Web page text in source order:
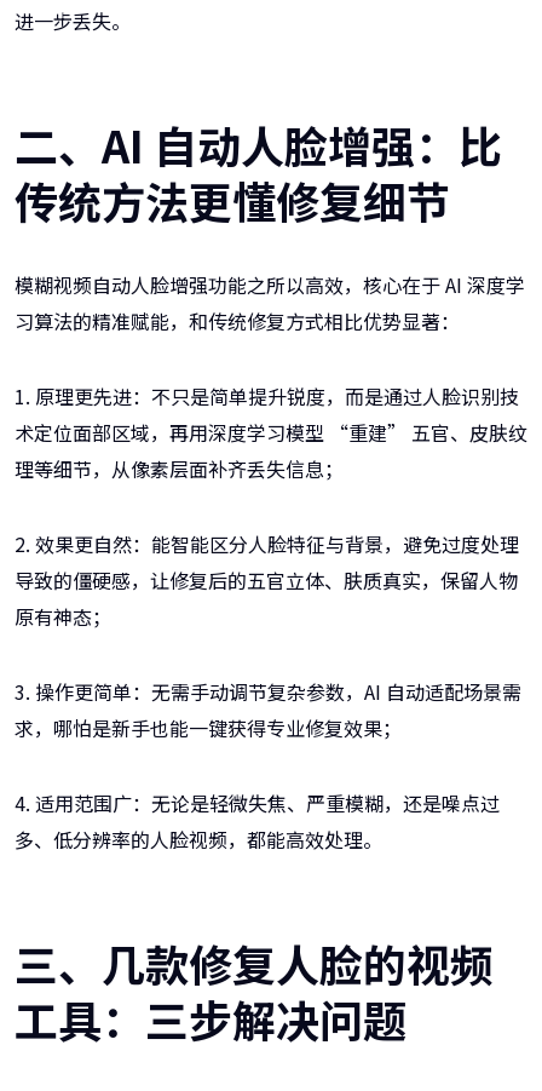
进一步丢失。
二、AI 自动人脸增强：比
传统方法更懂修复细节
模糊视频自动人脸增强功能之所以高效，核心在于 AI 深度学
习算法的精准赋能，和传统修复方式相比优势显著：
1. 原理更先进：不只是简单提升锐度，而是通过人脸识别技
术定位面部区域，再用深度学习模型 “重建” 五官、皮肤纹
理等细节，从像素层面补齐丢失信息；
2. 效果更自然：能智能区分人脸特征与背景，避免过度处理
导致的僵硬感，让修复后的五官立体、肤质真实，保留人物
原有神态；
3. 操作更简单：无需手动调节复杂参数，AI 自动适配场景需
求，哪怕是新手也能一键获得专业修复效果；
4. 适用范围广：无论是轻微失焦、严重模糊，还是噪点过
多、低分辨率的人脸视频，都能高效处理。
三、几款修复人脸的视频
工具：三步解决问题